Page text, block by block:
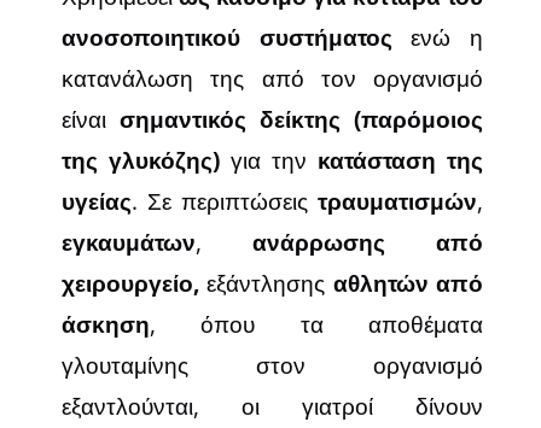
ανοσοποιητικού συστήματος ενώ η
κατανάλωση της από τον οργανισμό
είναι σημαντικός δείκτης (παρόμοιος
της γλυκόζης)για την κατάσταση της
υγείας. Σε περιπτώσειςτραυματισμών,
εγκαυμάτων, ανάρρωσης από
χειρουργείο,εξάντλησης αθλητών από
άσκηση, όπου τα αποθέματα
γλουταμίνης στον οργανισμό
εξαντλούνται, οι γιατροί δίνουν